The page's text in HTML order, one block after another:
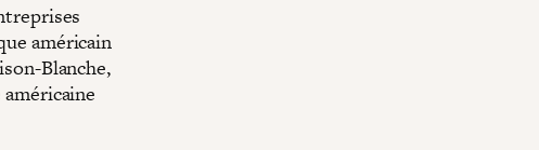
américain
Blanche,
américaine